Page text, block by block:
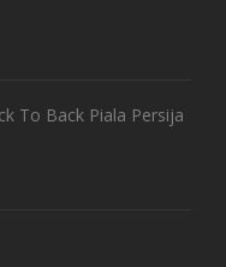
To Back Piala Persija